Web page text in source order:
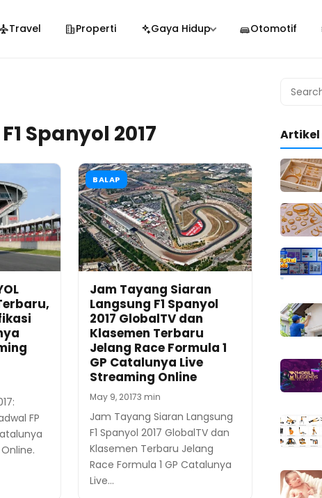
Travel Properti Gaya Hidup Otomotif
Spanyol 2017
FP
BALAP
Jam Tayang Siaran
Langsung F1 Spanyol
2017 GlobalTV dan
Klasemen Terbaru
Jelang Race Formula 1
GP Catalunya Live
Streaming Online
May 9, 20173 min
Jam Tayang Siaran Langsung
F1 Spanyol 2017 GlobalTV dan
Klasemen Terbaru Jelang
Race Formula 1 GP Catalunya
Live…
Search
Artikel